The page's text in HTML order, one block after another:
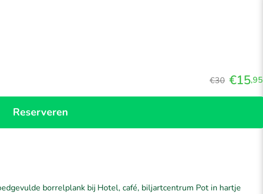
€30 €15,95
Reserveren
borrelplank bij Hotel, café, biljartcentrum Pot in hartje